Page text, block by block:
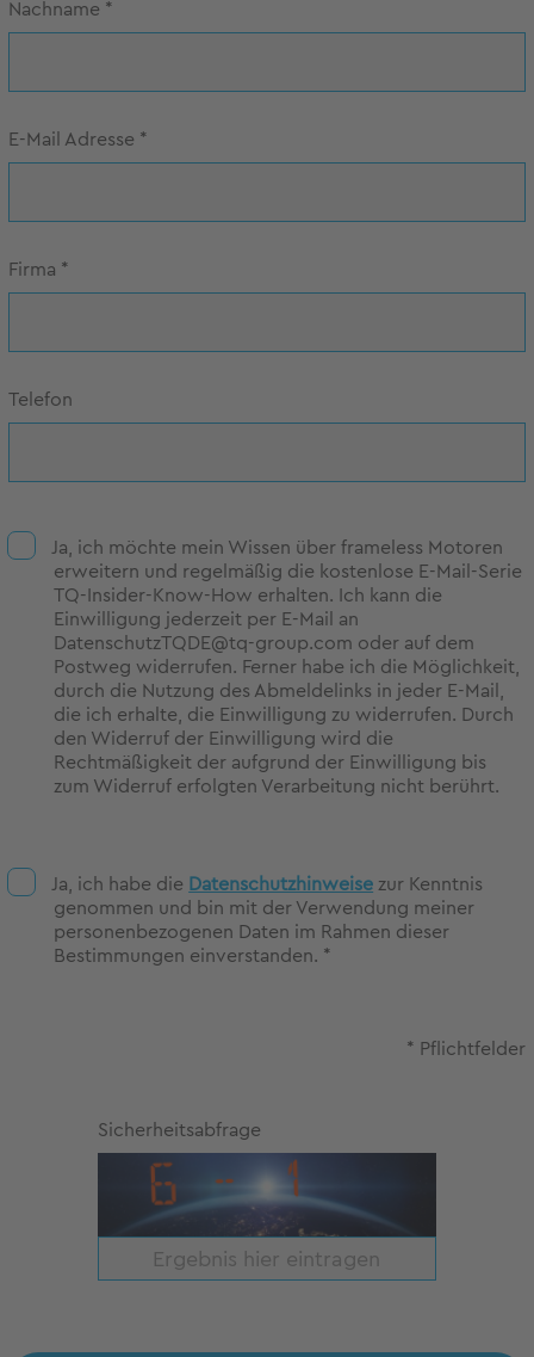
Nachname *
E-Mail Adresse *
Firma *
Telefon
Ja, ich möchte mein Wissen über frameless Motoren
erweitern und regelmäßig die kostenlose E-Mail-Serie
TQ-Insider-Know-How erhalten. Ich kann die
Einwilligung jederzeit per E-Mail an
DatenschutzTQDE@tq-group.com oder auf dem
Postweg widerrufen. Ferner habe ich die Möglichkeit,
durch die Nutzung des Abmeldelinks in jeder E-Mail,
die ich erhalte, die Einwilligung zu widerrufen. Durch
den Widerruf der Einwilligung wird die
Rechtmäßigkeit der aufgrund der Einwilligung bis
zum Widerruf erfolgten Verarbeitung nicht berührt.
Ja, ich habe die Datenschutzhinweise zur Kenntnis
genommen und bin mit der Verwendung meiner
personenbezogenen Daten im Rahmen dieser
Bestimmungen einverstanden. *
* Pflichtfelder
Sicherheitsabfrage